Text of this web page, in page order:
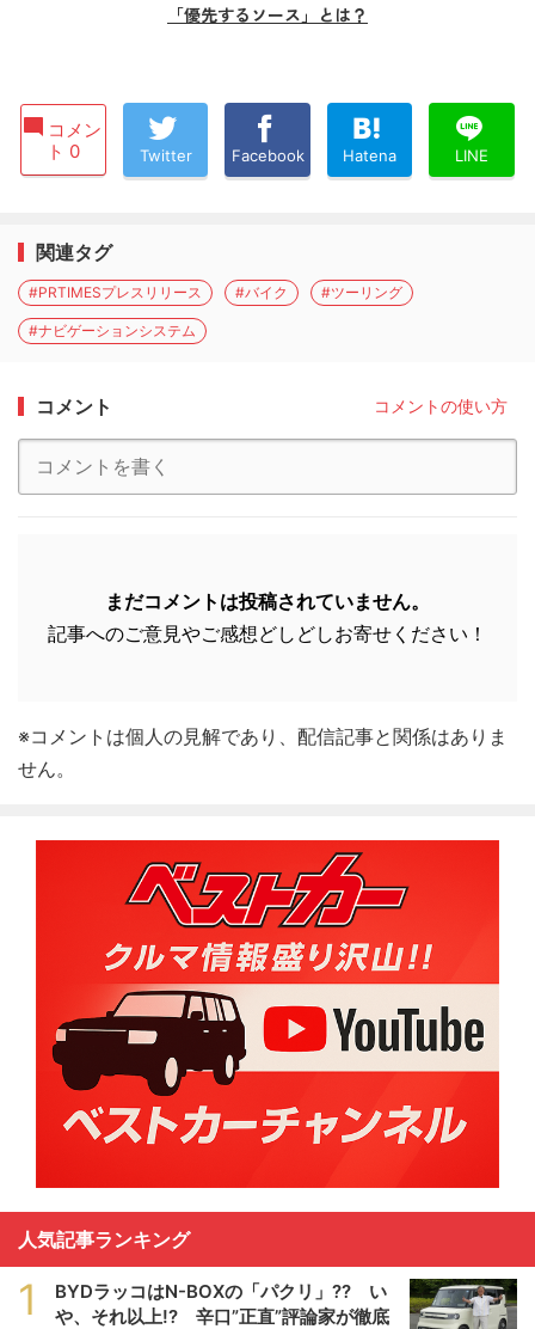
「優先するソース」とは？
コメン
ト 0
Twitter Facebook Hatena LINE
関連タグ
#PRTIMESプレスリリース #バイク #ツーリング
#ナビゲーションシステム
コメント コメントの使い方
まだコメントは投稿されていません。
記事へのご意見やご感想どしどしお寄せください！
※コメントは個人の見解であり、配信記事と関係はありま
せん。
人気記事ランキング
1
BYDラッコはN-BOXの「パクリ」?? い
や、それ以上!? 辛口”正直”評論家が徹底